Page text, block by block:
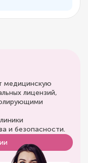
медицинскую
лицензий,
и безопасности.